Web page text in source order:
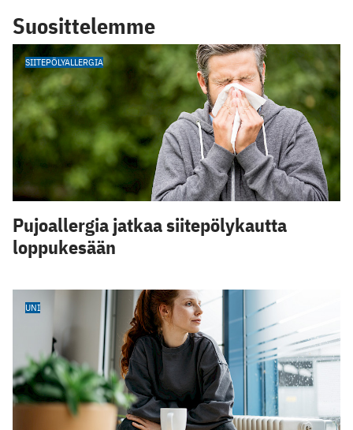
Suosittelemme
SIITEPÖLYALLERGIA
Pujoallergia jatkaa siitepölykautta
loppukesään
UNI